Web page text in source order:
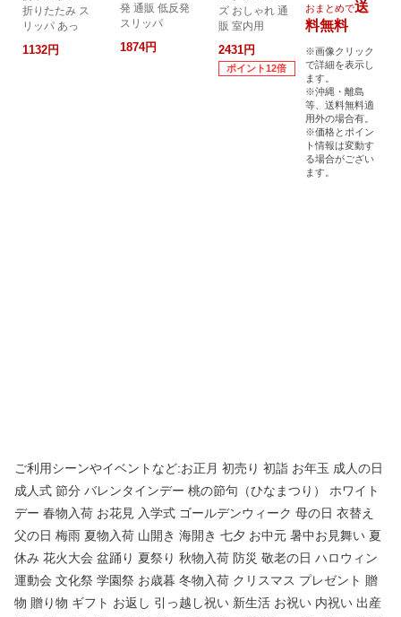
ご利用シーンやイベントなど:お正月 初売り 初詣 お年玉 成人の日
成人式 節分 バレンタインデー 桃の節句（ひなまつり） ホワイト
デー 春物入荷 お花見 入学式 ゴールデンウィーク 母の日 衣替え
父の日 梅雨 夏物入荷 山開き 海開き 七夕 お中元 暑中お見舞い 夏
休み 花火大会 盆踊り 夏祭り 秋物入荷 防災 敬老の日 ハロウィン
運動会 文化祭 学園祭 お歳暮 冬物入荷 クリスマス プレゼント 贈
物 贈り物 ギフト お返し 引っ越し祝い 新生活 お祝い 内祝い 出産